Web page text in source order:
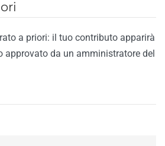
a priori: il tuo contributo apparirà
approvato da un amministratore del